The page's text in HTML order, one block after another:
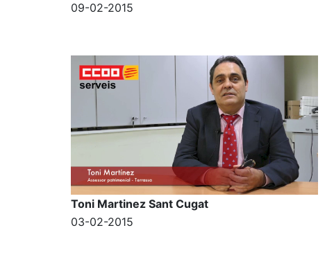
09-02-2015
Toni Martinez Sant Cugat
03-02-2015